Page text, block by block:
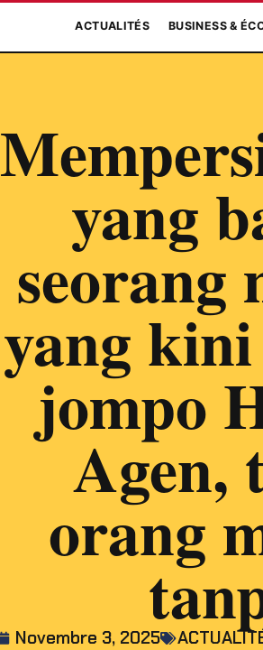
ACTUALITÉS BUSINESS &
yang
seorang
yang
jompo
Agen,
orang
Novembre 3, 2025